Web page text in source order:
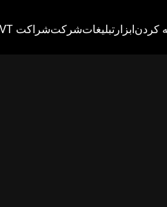
کردنابزار تبلیغاتشرکتشراکت VT